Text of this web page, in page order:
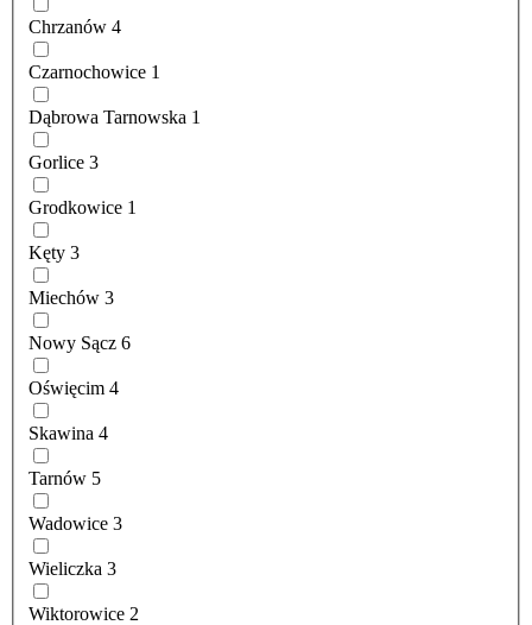
Chrzanów 4
Czarnochowice 1
Dąbrowa Tarnowska 1
Gorlice 3
Grodkowice 1
Kęty 3
Miechów 3
Nowy Sącz 6
Oświęcim 4
Skawina 4
Tarnów 5
Wadowice 3
Wieliczka 3
Wiktorowice 2